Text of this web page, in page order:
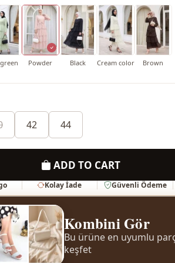
Powder Black Cream color Brown
42 44
ADD TO CART
Kolay İade Güvenli Ödeme
Kombini Gör
Bu ürüne en uyumlu
keşfet